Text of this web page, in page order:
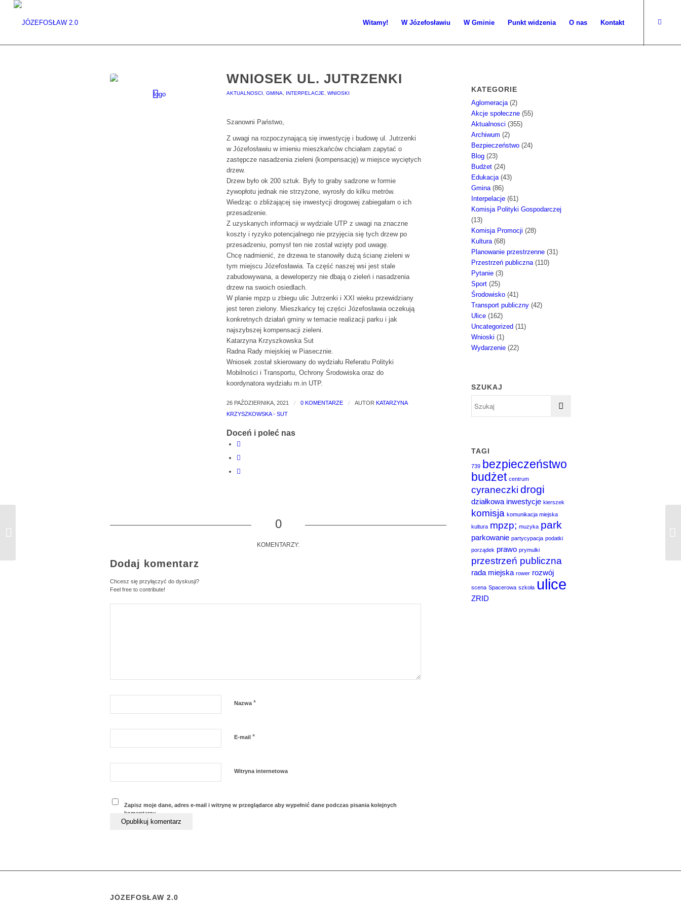
Witamy! W Józefosławiu W Gminie Punkt widzenia O nas Kontakt
WNIOSEK UL. JUTRZENKI
AKTUALNOSCI GMINA INTERPELACJE WNIOSKI
Szanowni Państwo,
Z uwagi na rozpoczynającą się inwestycję i budowę ul. Jutrzenki
w Józefosławiu w imieniu mieszkańców chciałam zapytać o
zastępcze nasadzenia zieleni (kompensację) w miejsce wyciętych
drzew.
Drzew było ok 200 sztuk. Były to graby sadzone w formie
żywopłotu jednak nie strzyżone, wyrosły do kilku metrów.
Wiedząc o zbliżającej się inwestycji drogowej zabiegałam o ich
przesadzenie.
Z uzyskanych informacji w wydziale UTP z uwagi na znaczne
koszty i ryzyko potencjalnego nie przyjęcia się tych drzew po
przesadzeniu, pomysł ten nie został wzięty pod uwagę.
Chcę nadmienić, że drzewa te stanowiły dużą ścianę zieleni w
tym miejscu Józefosławia. Ta część naszej wsi jest stale
zabudowywana, a deweloperzy nie dbają o zieleń i nasadzenia
drzew na swoich osiedlach.
W planie mpzp u zbiegu ulic Jutrzenki i XXI wieku przewidziany
jest teren zielony. Mieszkańcy tej części Józefosławia oczekują
konkretnych działań gminy w temacie realizacji parku i jak
najszybszej kompensacji zieleni.
Katarzyna Krzyszkowska Sut
Radna Rady miejskiej w Piasecznie.
Wniosek został skierowany do wydziału Referatu Polityki
Mobilności i Transportu, Ochrony Środowiska oraz do
koordynatora wydziału m.in UTP.
26 PAŹDZIERNIKA, 2021 / 0 KOMENTARZE / AUTOR KATARZYNA
KRZYSZKOWSKA - SUT
Doceń i poleć nas
0
KOMENTARZY:
Dodaj komentarz
Chcesz się przyłączyć do dyskusji?
Feel free to contribute!
Nazwa *
E-mail *
Witryna internetowa
Zapisz moje dane, adres e-mail i witrynę w przeglądarce aby wypełnić dane podczas pisania kolejnych
komentarzy.
KATEGORIE
Aglomeracja(2)
Akcje społeczne (55)
Aktualnosci (355)
Archiwum (2)
Bezpieczeństwo (24)
Blog (23)
Budżet (24)
Edukacja(43)
Gmina(86)
Interpelacje (61)
Komisja Polityki Gospodarczej
(13)
Komisja Promocji (28)
Kultura(68)
Planowanie przestrzenne (31)
Przestrzeń publiczna(110)
Pytanie (3)
Sport (25)
Środowisko (41)
Transport publiczny (42)
Ulice (162)
Uncategorized (11)
Wnioski (1)
Wydarzenie (22)
SZUKAJ
TAGI
739 bezpieczeństwo
budżet centrum
cyraneczki drogi
działkowa inwestycje kierszek
komisja komunikacja miejska
kultura mpzp; muzyka park
parkowanie partycypacja podatki
porządek prawo prymulki
przestrzeń publiczna
rada miejska rower rozwój
scena Spacerowa szkoła ulice
ZRID
JÓZEFOSŁAW 2.0